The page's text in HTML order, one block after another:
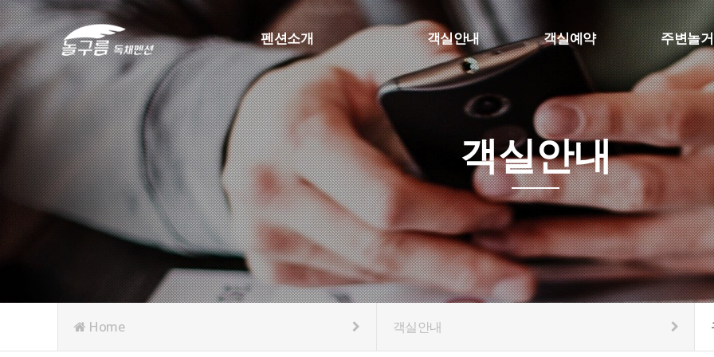
펜션소개
놀구름 독채펜션 소개
찾아오시는길
객실안내
구름(독채)
놀(원룸형)
객실예약
네이버예약
주변놀
객실안내
Home 객실안내